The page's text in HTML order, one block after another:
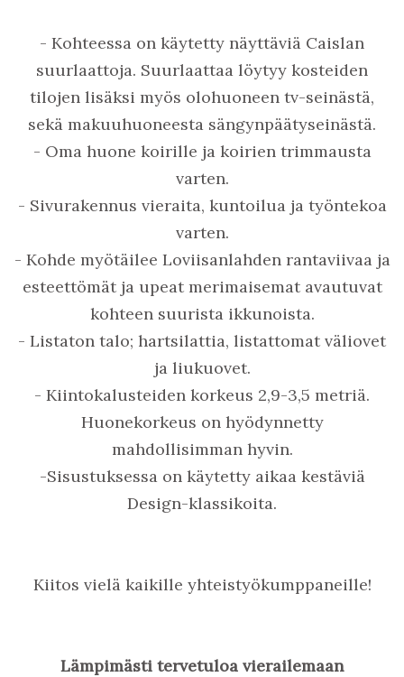
- Kohteessa on käytetty näyttäviä Caislan
suurlaattoja. Suurlaattaa löytyy kosteiden
tilojen lisäksi myös olohuoneen tv-seinästä,
sekä makuuhuoneesta sängynpäätyseinästä.
- Oma huone koirille ja koirien trimmausta
varten.
- Sivurakennus vieraita, kuntoilua ja työntekoa
varten.
- Kohde myötäilee Loviisanlahden rantaviivaa ja
esteettömät ja upeat merimaisemat avautuvat
kohteen suurista ikkunoista.
- Listaton talo; hartsilattia, listattomat väliovet
ja liukuovet.
- Kiintokalusteiden korkeus 2,9-3,5 metriä.
Huonekorkeus on hyödynnetty
mahdollisimman hyvin.
-Sisustuksessa on käytetty aikaa kestäviä
Design-klassikoita.
Kiitos vielä kaikille yhteistyökumppaneille!
Lämpimästi tervetuloa vierailemaan